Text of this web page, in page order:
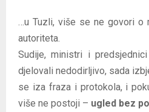
…u Tuzli, više se ne govori
autoriteta.
Sudije, ministri i
djelovali nedodirljivo, sada
se iza fraza i protokola, i
više ne postoji – ugled bez